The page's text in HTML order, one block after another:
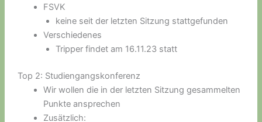
FSVK
keine seit der letzten Sitzung stattgefunden
Verschiedenes
Tripper findet am 16.11.23 statt
Top 2: Studiengangskonferenz
Wir wollen die in der letzten Sitzung gesammelten
Punkte ansprechen
Zusätzlich: